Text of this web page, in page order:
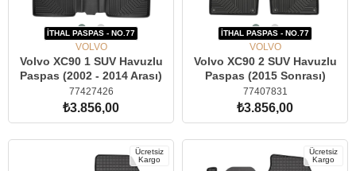
İTHAL PASPAS - NO.77
VOLVO
Volvo XC90 1 SUV Havuzlu
Paspas (2002 - 2014 Arası)
77427426
₺3.856,00
İTHAL PASPAS - NO.77
VOLVO
Volvo XC90 2 SUV Havuzlu
Paspas (2015 Sonrası)
77407831
₺3.856,00
Ücretsiz
Kargo
Ücretsiz
Kargo